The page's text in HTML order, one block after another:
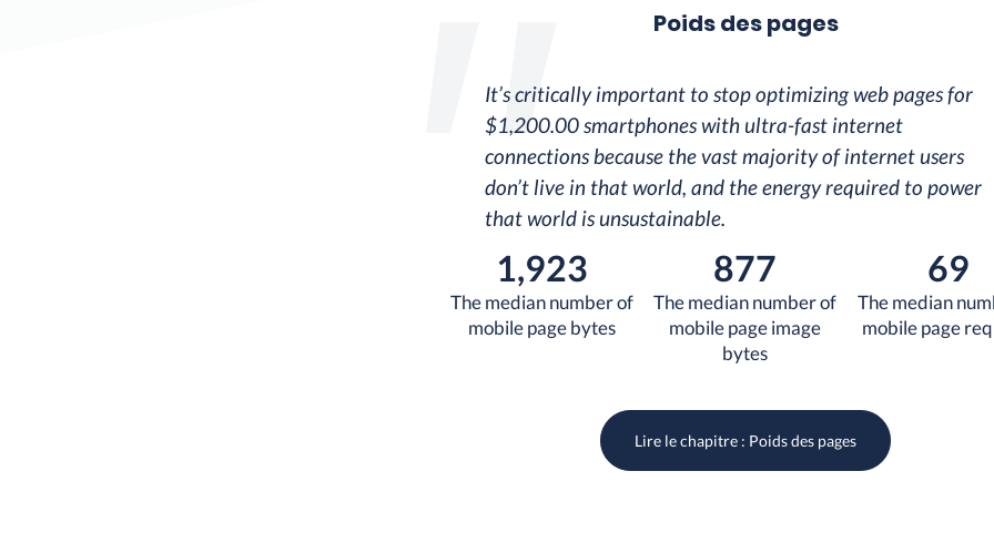
Poids des pages
It’s critically important to stop optimizing web pages for
$1,200.00 smartphones with ultra-fast internet
connections because the vast majority of internet users
don’t live in that world, and the energy required to power
that world is unsustainable.
1,923
The median number of
mobile page bytes
877
The median number of
mobile page image
bytes
69
The median
mobile page
Lire le chapitre : Poids des pages